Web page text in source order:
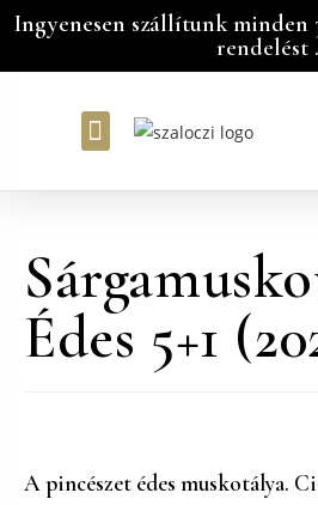
Ingyenesen szállítunk
rendelést .
Édes 5+1
A pincészet édes muskotálya.